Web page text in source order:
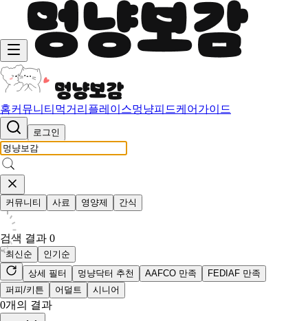
홈커뮤니티 먹거리 플레이스멍냥피드케어가이드
로그인
커뮤니티 사료 영양제 간식
검색 결과 0
최신순
인기순
상세 필터
멍냥닥터 추천 AAFCO 만족
FEDIAF 만족
퍼피/키튼
어덜트 시니어
0개의 결과